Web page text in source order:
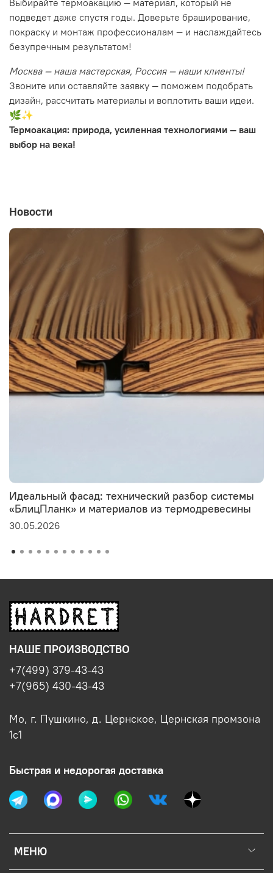
Выбирайте термоакацию — материал, который не
подведет даже спустя годы. Доверьте браширование,
покраску и монтаж профессионалам — и наслаждайтесь
безупречным результатом!
Москва — наша мастерская, Россия — наши клиенты!
Звоните или оставляйте заявку — поможем подобрать
дизайн, рассчитать материалы и воплотить ваши идеи.
🌿✨
Термоакация: природа, усиленная технологиями — ваш
выбор на века!
Новости
Идеальный фасад: технический разбор системы
«БлицПланк» и материалов из термодревесины
30.05.2026
МЕНЮ
НАШЕ ПРОИЗВОДСТВО
+7(499) 379-43-43
+7(965) 430-43-43
Мо, г. Пушкино, д. Цернское, Цернская промзона
1с1
Быстрая и недорогая доставка